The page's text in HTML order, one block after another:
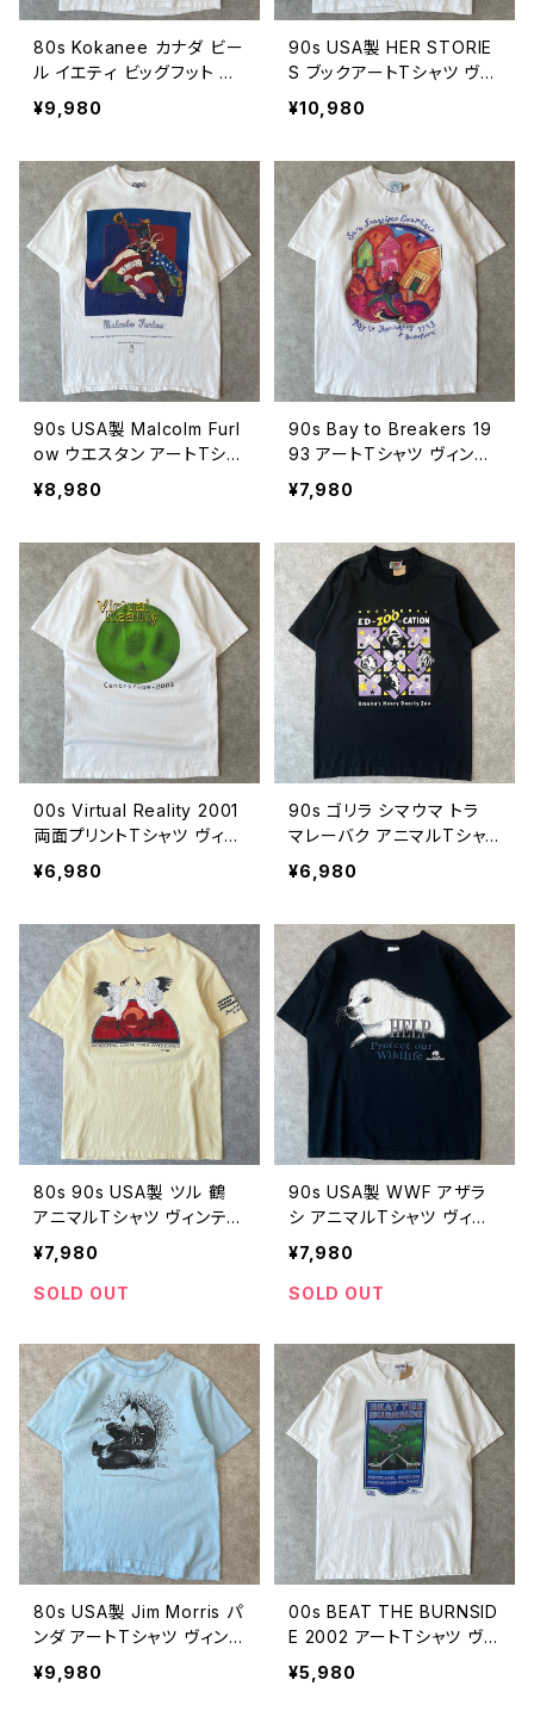
80s Kokanee カナダ ビー
ル イエティ ビッグフット 企
業Tシャツ ヴィンテージ シ
ングルステッチ 酒 古着 白
ジ M 26072806
¥9,980
90s USA製 HER STORIE
S ブックアートTシャツ ヴィ
ンテージ シングルステッチ
本 黒人 ブラックカルチャー
ビンテージ M 26072801
¥10,980
90s USA製 Malcolm Furl
ow ウエスタン アートTシャ
ツ ヴィンテージ シングルス
テッチ ロデオ カウボーイ
ビンテージ M 26072406
¥8,980
90s Bay to Breakers 19
93 アートTシャツ ヴィンテ
ージ シングルステッチ ウエ
スタン カウボーイ 古着 白
ジ M 26072404
¥7,980
00s Virtual Reality 2001
両面プリントTシャツ ヴィン
テージ ITテック キリスト教
宗教 センターロゴ アットマ
古着 00年代 2000s 2000
年代 ビンテージ M 26072
402
¥6,980
90s ゴリラ シマウマ トラ
マレーバク アニマルTシャ
ツ ヴィンテージ シングルス
テッチ 動物 黒 ブラック 古
6072302
¥6,980
80s 90s USA製 ツル 鶴
アニマルTシャツ ヴィンテー
ジ シングルステッチ 鳥 動
物 黄色 イエロー 絶滅危惧
種 古着 80年代 90年代 ビ
¥7,980
SOLD OUT
90s USA製 WWF アザラ
シ アニマルTシャツ ヴィン
テージ シングルステッチ 動
物 黒 ブラック 古着 90年
代 ビンテージ M 2607210
¥7,980
SOLD OUT
80s USA製 Jim Morris パ
ンダ アートTシャツ ヴィン
テージ シングルステッチ ジ
ムモリス アニマル 動物 水
¥9,980
00s BEAT THE BURNSID
E 2002 アートTシャツ ヴィ
ンテージ 風景 グラフィック
マラソンイベント 古着 白 ホ
¥5,980